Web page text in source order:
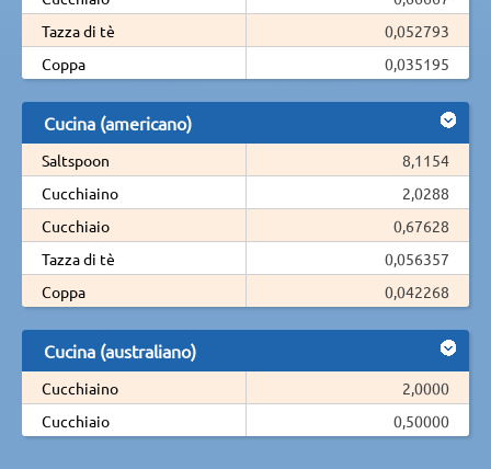
Tazza di tè
0,052793
Coppa
0,035195
Cucina (americano)
Saltspoon
8,1154
Cucchiaino
2,0288
Cucchiaio
0,67628
Tazza di tè
0,056357
Coppa
0,042268
Cucina (australiano)
Cucchiaino
2,0000
Cucchiaio
0,50000